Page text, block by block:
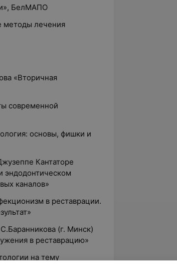
БелМАПО
методы лечения
«Вторичная
современной
основы, фишки и
Кантаторе
эндодонтическом
каналов»
в реставрации.
(г. Минск)
в реставрацию»
на тему